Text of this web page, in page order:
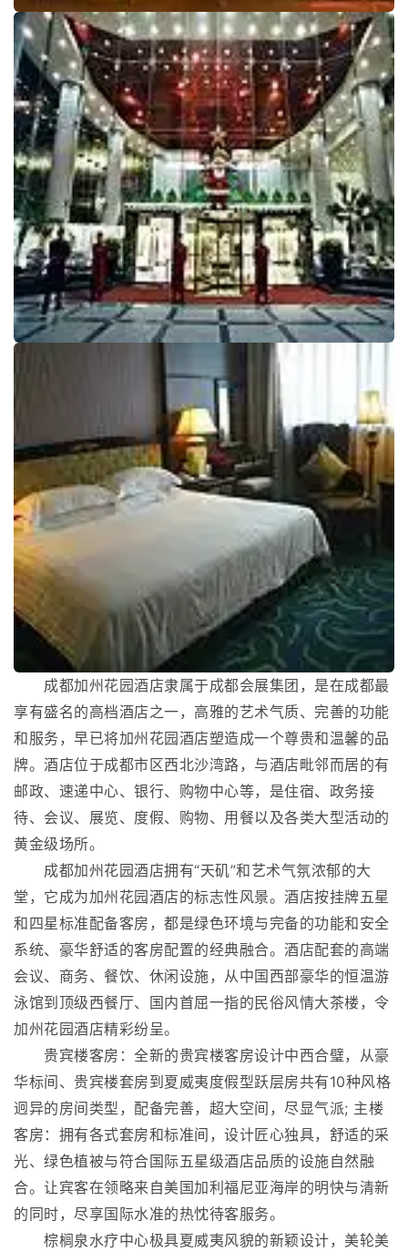
成都加州花园酒店隶属于成都会展集团，是在成都最
享有盛名的高档酒店之一，高雅的艺术气质、完善的功能
和服务，早已将加州花园酒店塑造成一个尊贵和温馨的品
牌。酒店位于成都市区西北沙湾路，与酒店毗邻而居的有
邮政、速递中心、银行、购物中心等，是住宿、政务接
待、会议、展览、度假、购物、用餐以及各类大型活动的
黄金级场所。
成都加州花园酒店拥有“天矶”和艺术气氛浓郁的大
堂，它成为加州花园酒店的标志性风景。酒店按挂牌五星
和四星标准配备客房，都是绿色环境与完备的功能和安全
系统、豪华舒适的客房配置的经典融合。酒店配套的高端
会议、商务、餐饮、休闲设施，从中国西部豪华的恒温游
泳馆到顶级西餐厅、国内首屈一指的民俗风情大茶楼，令
加州花园酒店精彩纷呈。
贵宾楼客房：全新的贵宾楼客房设计中西合璧，从豪
华标间、贵宾楼套房到夏威夷度假型跃层房共有10种风格
迥异的房间类型，配备完善，超大空间，尽显气派; 主楼
客房：拥有各式套房和标准间，设计匠心独具，舒适的采
光、绿色植被与符合国际五星级酒店品质的设施自然融
合。让宾客在领略来自美国加利福尼亚海岸的明快与清新
的同时，尽享国际水准的热忱待客服务。
棕榈泉水疗中心极具夏威夷风貌的新颖设计，美轮美